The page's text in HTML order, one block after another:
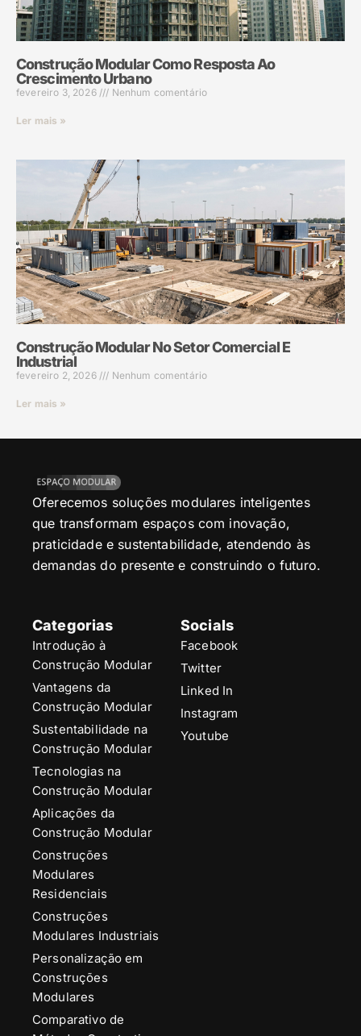
Construção Modular Como Resposta Ao
Crescimento Urbano
fevereiro 3, 2026 Nenhum comentário
Ler mais »
Construção Modular No Setor Comercial E
Industrial
fevereiro 2, 2026 Nenhum comentário
Ler mais »
Oferecemos soluções modulares inteligentes
que transformam espaços com inovação,
praticidade e sustentabilidade, atendendo às
demandas do presente e construindo o futuro.
Categorias
Introdução à
Construção Modular
Vantagens da
Construção Modular
Sustentabilidade na
Construção Modular
Tecnologias na
Construção Modular
Aplicações da
Construção Modular
Construções
Modulares
Residenciais
Construções
Modulares Industriais
Personalização em
Construções
Modulares
Comparativo de
Socials
Facebook
Twitter
Linked In
Instagram
Youtube